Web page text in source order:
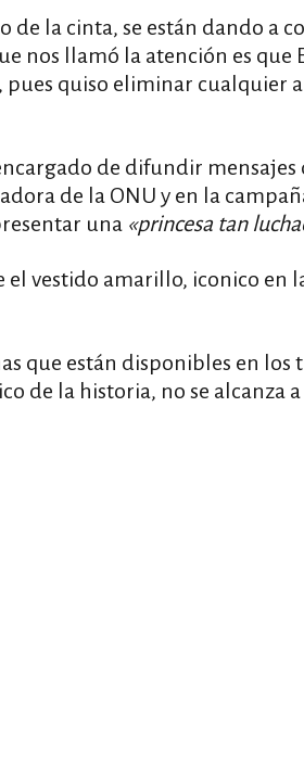
de la cinta, se están dando a
nos llamó la atención es que
quiso eliminar cualquier
de difundir mensajes
de la ONU y en la
una «princesa tan
el vestido amarillo, iconico en
que están disponibles en los
de la historia, no se alcanza